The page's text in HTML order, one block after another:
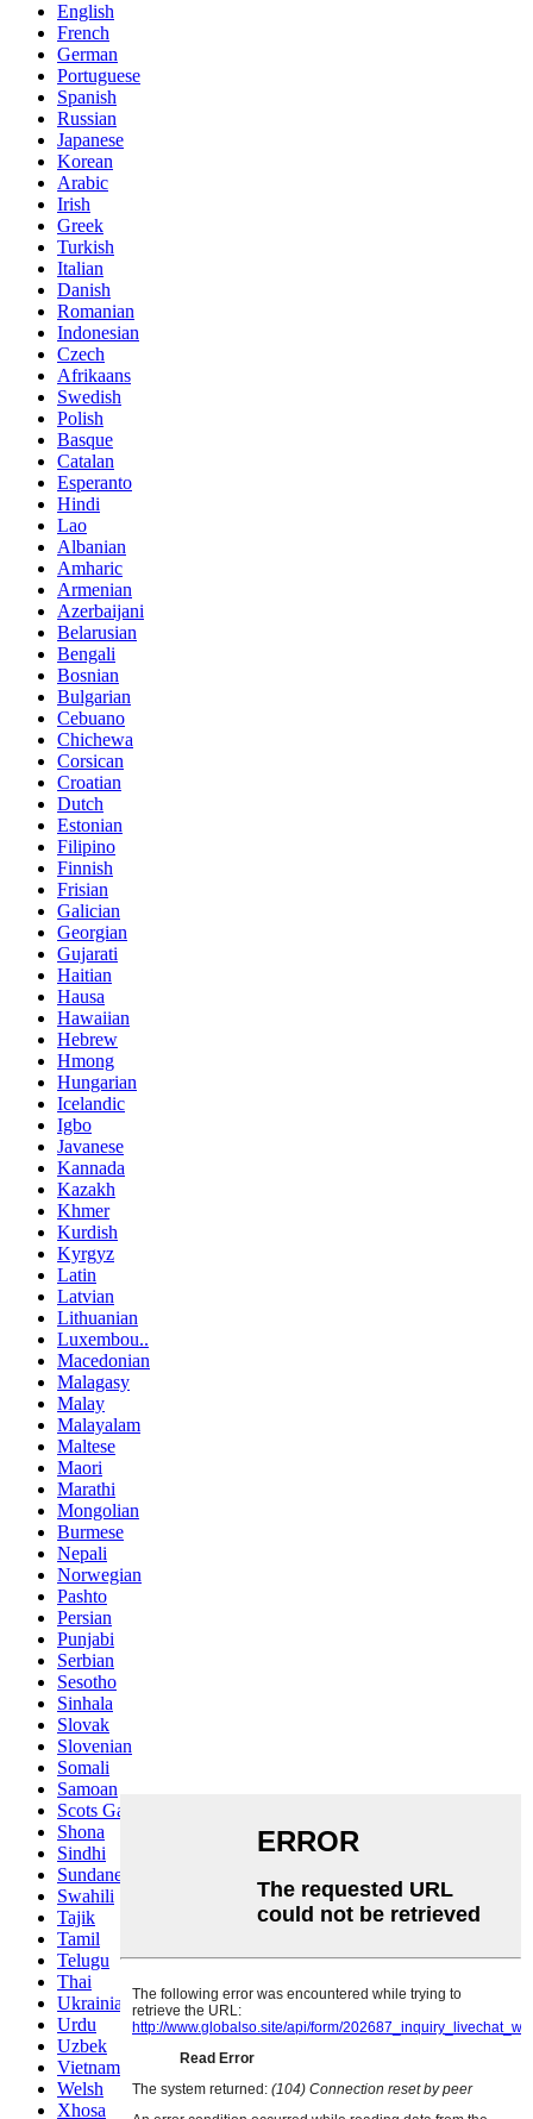
English
French
German
Portuguese
Spanish
Russian
Japanese
Korean
Arabic
Irish
Greek
Turkish
Italian
Danish
Romanian
Indonesian
Czech
Afrikaans
Swedish
Polish
Basque
Catalan
Esperanto
Hindi
Lao
Albanian
Amharic
Armenian
Azerbaijani
Belarusian
Bengali
Bosnian
Bulgarian
Cebuano
Chichewa
Corsican
Croatian
Dutch
Estonian
Filipino
Finnish
Frisian
Galician
Georgian
Gujarati
Haitian
Hausa
Hawaiian
Hebrew
Hmong
Hungarian
Icelandic
Igbo
Javanese
Kannada
Kazakh
Khmer
Kurdish
Kyrgyz
Latin
Latvian
Lithuanian
Luxembou..
Macedonian
Malagasy
Malay
Malayalam
Maltese
Maori
Marathi
Mongolian
Burmese
Nepali
Norwegian
Pashto
Persian
Punjabi
Serbian
Sesotho
Sinhala
Slovak
Slovenian
Somali
Samoan
Scots Gaelic
Shona
Sindhi
Sundanese
Swahili
Tajik
Tamil
Telugu
Thai
Ukrainian
Urdu
Uzbek
Vietnamese
Welsh
Xhosa